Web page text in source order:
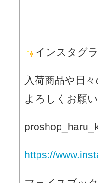
インスタグ
入荷商品や日
よろしくお願
https://